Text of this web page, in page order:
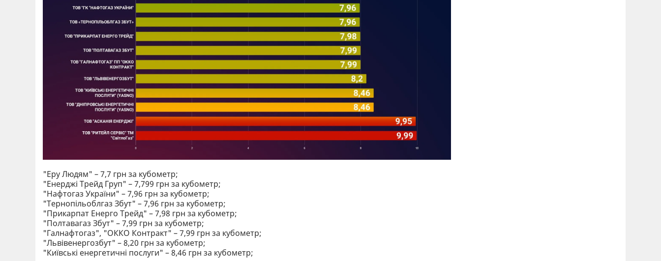
"Еру Людям" – 7,7 грн за кубометр;
"Енерджі Трейд Груп" – 7,799 грн за кубометр;
"Нафтогаз України" – 7,96 грн за кубометр;
"Тернопільоблгаз Збут" – 7,96 грн за кубометр;
"Прикарпат Енерго Трейд" – 7,98 грн за кубометр;
"Полтавагаз Збут" – 7,99 грн за кубометр;
"Галнафтогаз", "ОККО Контракт" – 7,99 грн за кубометр;
"Львівенергозбут" – 8,20 грн за кубометр;
"Київські енергетичні послуги" – 8,46 грн за кубометр;